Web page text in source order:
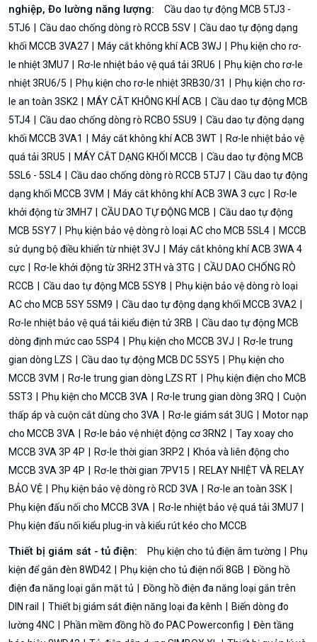
nghiệp, Đo lường năng lượng:
Cầu dao tự động MCB 5TJ3 -
5TJ6
Cầu dao chống dòng rò RCCB 5SV
Cầu dao tự động dạng
khối MCCB 3VA27
Máy cắt không khí ACB 3WJ
Phụ kiện cho rơ-
le nhiệt 3MU7
Rơ-le nhiệt bảo vệ quá tải 3RU6
Phụ kiện cho rơ-le
nhiệt 3RU6/5
Phụ kiện cho rơ-le nhiệt 3RB30/31
Phụ kiện cho rơ-
le an toàn 3SK2
MÁY CẮT KHÔNG KHÍ ACB
Cầu dao tự động MCB
5TJ4
Cầu dao chống dòng rò RCBO 5SU9
Cầu dao tự động dạng
khối MCCB 3VA1
Máy cắt không khí ACB 3WT
Rơ-le nhiệt bảo vệ
quá tải 3RU5
MÁY CẮT DẠNG KHỐI MCCB
Cầu dao tự động MCB
5SL6 - 5SL4
Cầu dao chống dòng rò RCCB 5TJ7
Cầu dao tự động
dạng khối MCCB 3VM
Máy cắt không khí ACB 3WA 3 cực
Rơ-le
khởi động từ 3MH7
CẦU DAO TỰ ĐỘNG MCB
Cầu dao tự động
MCB 5SY7
Phụ kiện bảo vệ dòng rò loại AC cho MCB 5SL4
MCCB
sử dụng bộ điều khiển từ nhiệt 3VJ
Máy cắt không khí ACB 3WA 4
cực
Rơ-le khởi động từ 3RH2 3TH và 3TG
CẦU DAO CHỐNG RÒ
RCCB
Cầu dao tự động MCB 5SY8
Phụ kiện bảo vệ dòng rò loại
AC cho MCB 5SY 5SM9
Cầu dao tự động dạng khối MCCB 3VA2
Rơ-le nhiệt bảo vệ quá tải kiểu điện tử 3RB
Cầu dao tự động MCB
dòng định mức cao 5SP4
Phụ kiện cho MCCB 3VJ
Rơ-le trung
gian dòng LZS
Cầu dao tự động MCB DC 5SY5
Phụ kiện cho
MCCB 3VM
Rơ-le trung gian dòng LZS RT
Phụ kiện điện cho MCB
5ST3
Phụ kiện cho MCCB 3VA Rơ-le trung gian dòng 3RQ
Cuộn
thấp áp và cuộn cắt dùng cho 3VA
Rơ-le giám sát 3UG
Motor nạp
cho MCCB 3VA
Rơ-le bảo vệ nhiệt động cơ 3RN2
Tay xoay cho
MCCB 3VA 3P 4P
Rơ-le thời gian 3RP2
Khóa và liên động cho
MCCB 3VA 3P 4P
Rơ-le thời gian 7PV15
RELAY NHIỆT VÀ RELAY
BẢO VỆ
Phụ kiện bảo vệ dòng rò RCD 3VA
Rơ-le an toàn 3SK
Phụ kiện đấu nối cho MCCB 3VA
Rơ-le nhiệt bảo vệ quá tải 3MU7
Phụ kiện đấu nối kiểu plug-in và kiểu rút kéo cho MCCB
Thiết bị giám sát - tủ điện: Phụ kiện cho tủ điện âm tường
Phụ
kiện để gắn đèn 8WD42
Phụ kiện cho tủ điện nổi 8GB
Đồng hồ
điện đa năng loại gắn mặt tủ
Đồng hồ điện đa năng loại gắn trên
DIN rail
Thiết bị giám sát điện năng loại đa kênh
Biến dòng đo
lường 4NC
Phần mềm đồng hồ đo PAC Powerconfig
Đèn tầng